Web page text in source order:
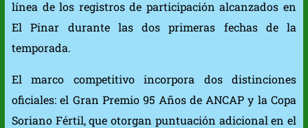
línea de los registros de participación alcanzados en
El Pinar durante las dos primeras fechas de la
temporada.
El marco competitivo incorpora dos distinciones
oficiales: el Gran Premio 95 Años de ANCAP y la Copa
Soriano Fértil, que otorgan puntuación adicional en el